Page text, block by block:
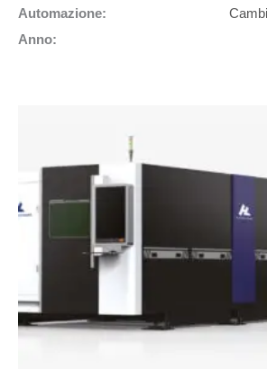
Automazione:
Anno: